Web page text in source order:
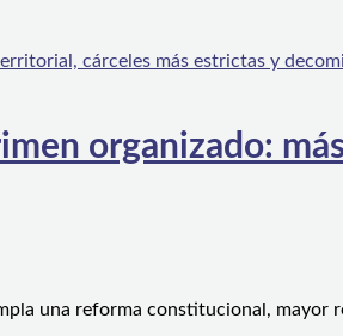
organizado:
una reforma constitucional, mayor